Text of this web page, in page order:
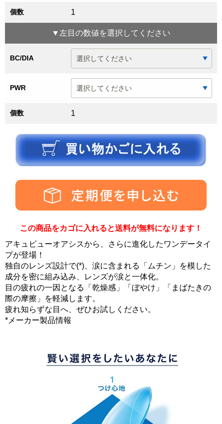
個数 1
▼ 左目 の数値を選択してください
BC/DIA
PWR
個数 1
この商品をカゴに入れると送料が無料になります！
アキュビューオアシスから、さらに進化したワンデータイ
プが登場！
独自のレンズ設計で(*)、涙に含まれる「ムチン」を模した
成分を密に組み込み、レンズが涙と一体化。
目の疲れの一因となる「乾燥感」「ぼやけ」「まばたきの
際の摩擦」を軽減します。
疲れ知らずな目へ、ぜひお試しください。
*メーカー製品情報